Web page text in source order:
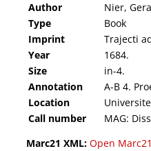
Author
Nier,
Type
Book
Imprint
Trajecti
Year
1684.
Size
in-4.
Annotation
A-B 4.
Location
Call number
MAG:
Marc21 XML: Open